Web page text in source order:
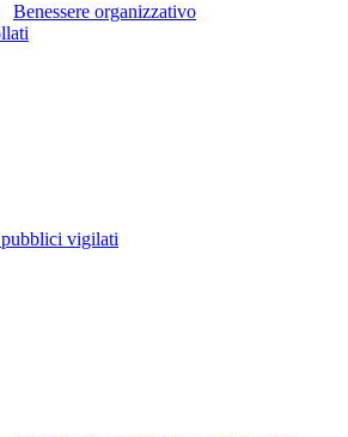
Benessere organizzativo
vigilati